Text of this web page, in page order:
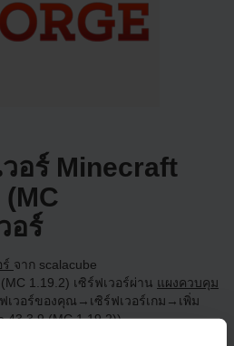
วอร์ Minecraft
อร์
จาก scalacube
1.19.2) เซิร์ฟเวอร์ผ่าน แผงควบคุม
เวอร์ของคุณ→เซิร์ฟเวอร์เกม→เพิ่ม
43.3.9 (MC 1.19.2))
วอร์!